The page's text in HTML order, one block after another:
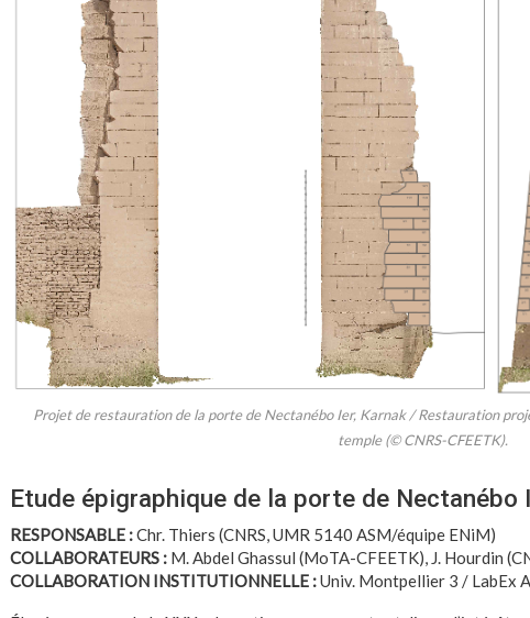
Projet de restauration de la porte de Nectanébo Ier, Karnak / Restauration
temple (© CNRS-CFEETK).
Etude épigraphique de la porte de
RESPONSABLE :Chr. Thiers (CNRS, UMR 5140 ASM/équipe ENiM)
COLLABORATEURS : M. Abdel Ghassul (MoTA-CFEETK), J. Hourdin
COLLABORATION INSTITUTIONNELLE :Univ. Montpellier 3 / LabEx